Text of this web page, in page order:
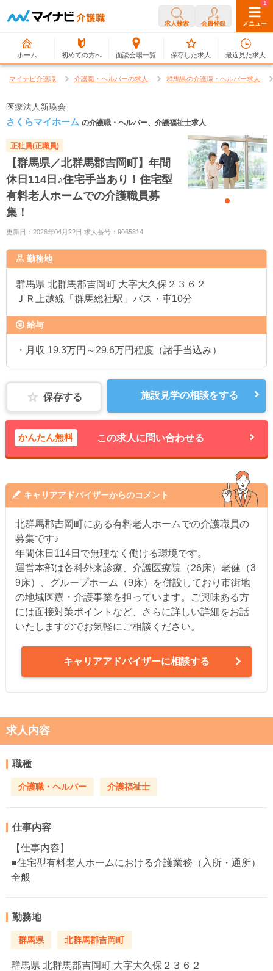
求人検索 会員登録 メニュー
ホーム 初めての方へ 面談会場一覧
0
保存した求人
1
最近見た求人
マイナビ介護職 介護職・ヘルパーの求人 群馬県の介護職・ヘルパー求人
医療法人新瑛会
さくらマイホーム の介護職・ヘルパー、介護福祉士求人
正社員(正職員)
【群馬県／北群馬郡吉岡町】年間
休日114日♪住宅手当あり！住宅型
有料老人ホームでの介護職員募
集！
更新日：2026年04月22日 求人番号：9065814
勤務地
群馬県 北群馬郡吉岡町 大字大久保２３６２
ＪＲ上越線「群馬総社駅」バス・車10分
給与
・月収 19.3万円～29.6万円程度（諸手当込み）
保存する 施設見学の相談をする
かんたん無料 この求人に問い合わせる
キャリアアドバイザーからのコメント
北群馬郡吉岡町にある有料老人ホームでの介護職員の
募集です♪
年間休日114日で無理なく働ける環境です。
運営本部は各科外来診療、介護医療院（26床）老健（3
9床）、グループホーム（9床）を併設しており市街地
の地域医療・介護事業を担っています。ご興味ある方
には面接対策ポイントなど、さらに詳しい詳細をお話
いたしますのでお気軽にご相談ください。
キャリアアドバイザーに相談する
求人内容
職種
介護職・ヘルパー 介護福祉士
仕事内容
【仕事内容】
■住宅型有料老人ホームにおける介護業務（入所・通所）
全般
勤務地
群馬県 北群馬郡吉岡町
群馬県 北群馬郡吉岡町 大字大久保２３６２